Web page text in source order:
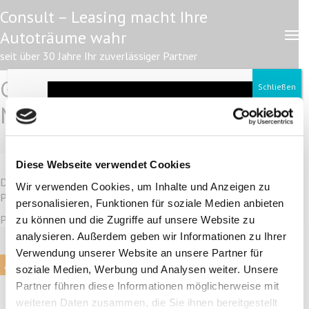
Diese Webseite verwendet Cookies
Wir verwenden Cookies, um Inhalte und Anzeigen zu
personalisieren, Funktionen für soziale Medien anbieten
zu können und die Zugriffe auf unsere Website zu
analysieren. Außerdem geben wir Informationen zu Ihrer
Verwendung unserer Website an unsere Partner für
soziale Medien, Werbung und Analysen weiter. Unsere
Partner führen diese Informationen möglicherweise mit
weiteren Daten zusammen, die Sie ihnen bereitgestellt
Inhalt
springen
(Enter
drücken)
Consult – Leasing macht Ihre
Autoträume wahr
seit über 30 Jahre Ihr zuverlässiger Partner
Geschützt: Leasing Anfrage
MultiStep
Startseite>Geschützt: Leasing Anfrage MultiStep
Dieser Inhalt ist passwortgeschützt. Bitte gib unten das
Passwort ein, um ihn anzeigen zu können.
Passwort:
Player
00:00 00:46
Schließen